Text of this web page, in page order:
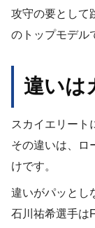
攻守の要として
のトップモデル
違いは
スカイエリート
その違いは、ロ
けです。
違いがパッとし
石川祐希選手は